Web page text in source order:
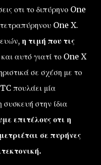
οτι το διπύρηνο One
τετραπύρηνου One X.
η τιμή που τις
και αυτό γιατί το One X
σε σχέση με το
πουλάει μία
στην ίδια
επιτέλους οτι η
σε πυρήνες